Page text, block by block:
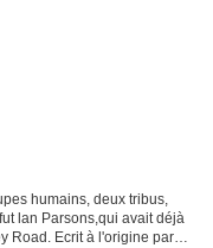
humains, deux tribus,
lan Parsons,qui avait déjà
Road. Ecrit à l'origine par